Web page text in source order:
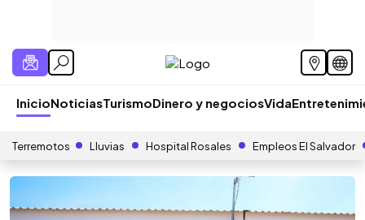
InicioNoticiasTurismoDinero y negociosVida
Terremotos Lluvias Hospital Rosales Empleos El Salvador